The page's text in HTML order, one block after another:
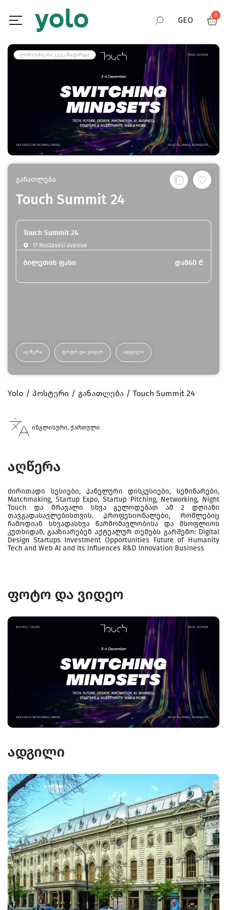
GEO
RUS
ENG
0
ᲦᲝᲜᲘᲡᲫᲘᲔᲑᲐ ᲣᲙᲕᲔ ᲩᲐᲢᲐᲠᲓᲐ
განათლება
Touch Summit 24
Touch Summit 24
17 Rustaveli avenue
ბილეთის ფასი დან60 ₾
ᲐᲦᲬᲔᲠᲐ ᲤᲝᲢᲝ ᲓᲐ ᲕᲘᲓᲔᲝ ᲐᲓᲒᲘᲚᲘ
Yolo პოსტერი განათლება Touch Summit 24
ინგლისური, ქართული
აღწერა
ძირითადი სესიები, პანელური დისკუსიები, სემინარები,
Matchmaking, Startup Expo, Startup Pitching, Networking, Night
Touch და მრავალი სხვა გელოდებათ ამ 2 დღიანი
თავგადასავლებისთვის. პროფესიონალები, რომლებიც
ჩამოდიან სხვადასხვა წარმომავლობისა და მსოფლიოს
კუთხიდან, გააზიარებენ აქტუალურ თემებს გარშემო: Digital
Design Startups Investment Opportunities Future of Humanity
Tech and Web AI and its influences R&D Innovation Business
ფოტო და ვიდეო
ადგილი